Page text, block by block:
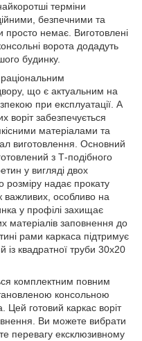
терміни
безпечними та
просто немає. Виготовлені
ворота додадуть
будинку.
що є актуальним на
при експлуатації. А
воріт забезпечується
матеріалами та
виготовлення. Основний
з Т-подібного
у вигляді двох
розміру надає прокату
важливих, особливо на
у профілі захищає
матеріалів заповнення до
рами каркаса підтримує
із квадратної труби 30х20
комплектним повним
консольною
готовий каркас воріт
Ви можете вибрати
перевагу ексклюзивному